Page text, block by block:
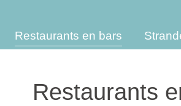
Ami Loyalty programma
Restaurants en bars
Restaurants